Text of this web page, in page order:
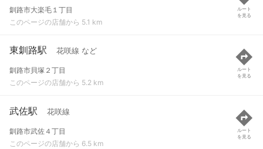
釧路市大楽毛１丁目
このページの店舗から 5.1 km
ルート
を見る
東釧路駅 花咲線 など
釧路市貝塚２丁目
このページの店舗から 5.2 km
ルート
を見る
武佐駅 花咲線
釧路市武佐４丁目
このページの店舗から 6.5 km
ルート
を見る